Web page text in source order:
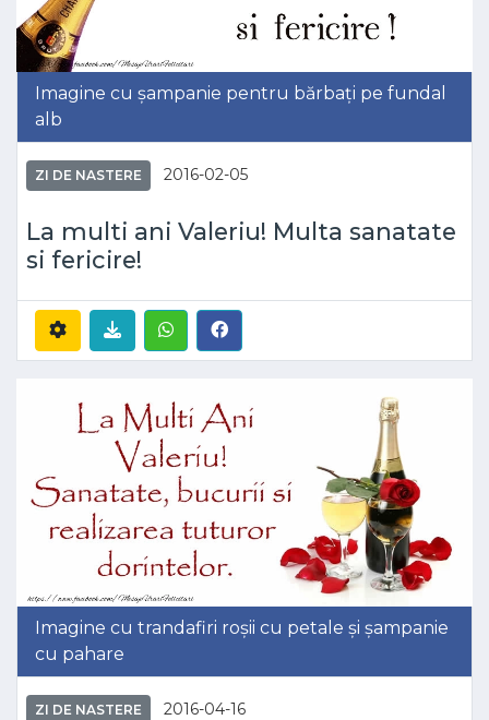
Imagine cu șampanie pentru bărbați pe fundal
alb
ZI DE NASTERE 2016-02-05
La multi ani Valeriu! Multa sanatate
si fericire!
Imagine cu trandafiri roșii cu petale și șampanie
cu pahare
ZI DE NASTERE 2016-04-16